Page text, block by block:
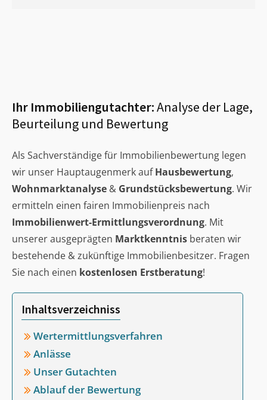
Ihr Immobiliengutachter:Analyse der Lage,
Beurteilung und Bewertung
Als Sachverständige für Immobilienbewertung legen
wir unser Hauptaugenmerk aufHausbewertung,
Wohnmarktanalyse & Grundstücksbewertung. Wir
ermitteln einen fairen Immobilienpreis nach
Immobilienwert-Ermittlungsverordnung. Mit
unserer ausgeprägten Marktkenntnis beraten wir
bestehende & zukünftige Immobilienbesitzer. Fragen
Sie nach einen kostenlosen Erstberatung!
Inhaltsverzeichniss
Wertermittlungsverfahren
Anlässe
Unser Gutachten
Ablauf der Bewertung